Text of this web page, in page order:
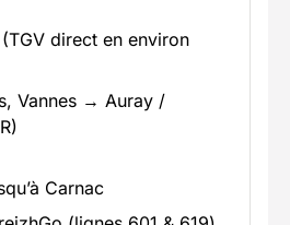
direct en environ
Vannes → Auray /
Carnac